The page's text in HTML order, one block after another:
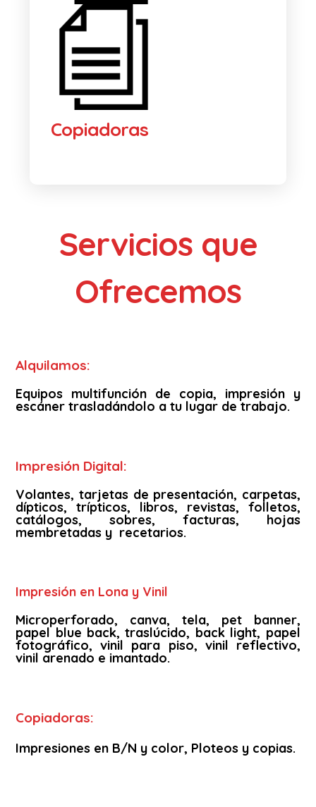
Copiadoras
Servicios que
Ofrecemos
Alquilamos:
Equipos multifunción de copia, impresión y
escáner trasladándolo a tu lugar de trabajo.
Impresión Digital:
Volantes, tarjetas de presentación, carpetas,
dípticos, trípticos, libros, revistas, folletos,
catálogos, sobres, facturas, hojas
membretadas y recetarios.
Impresión en Lona y Vinil
Microperforado, canva, tela, pet banner,
papel blue back, traslúcido, back light, papel
fotográfico, vinil para piso, vinil reflectivo,
vinil arenado e imantado.
Copiadoras:
Impresiones en B/N y color, Ploteos y copias.